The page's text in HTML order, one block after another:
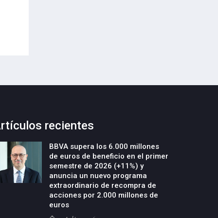
recientes
BBVA supera los 6.000 millones
de euros de beneficio en el primer
semestre de 2026 (+11%) y
anuncia un nuevo programa
extraordinario de recompra de
acciones por 2.000 millones de
euros